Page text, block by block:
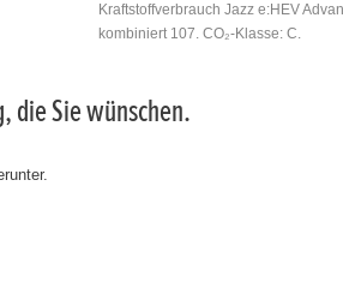
Kraftstoffverbrauch Jazz e:HEV
kombiniert 107. CO₂-Klasse: C.
die Sie wünschen.